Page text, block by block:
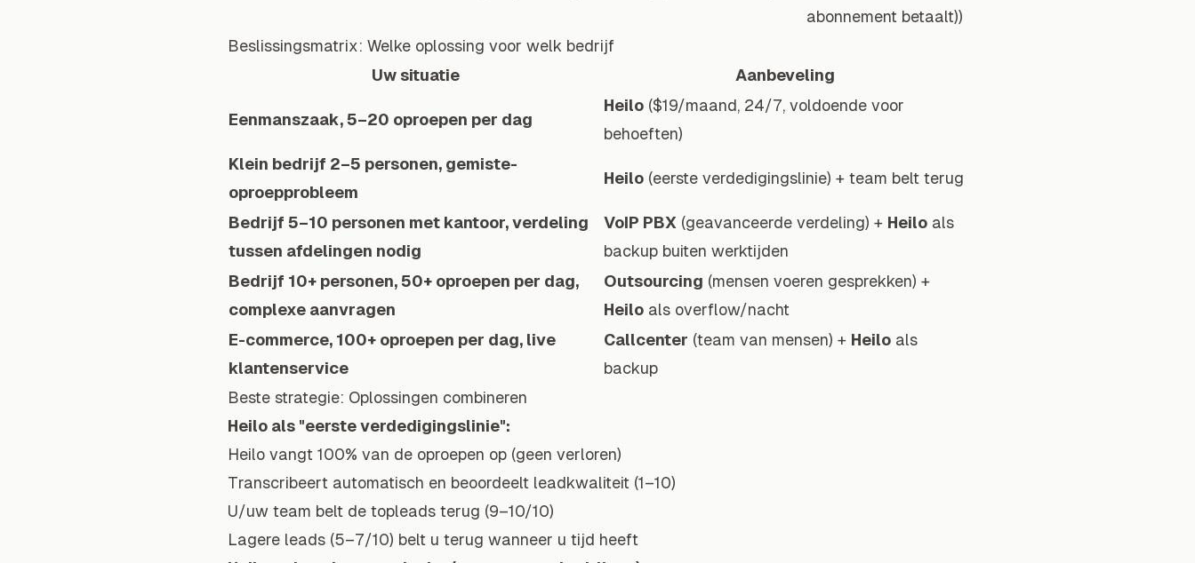
abonnement betaalt))
Beslissingsmatrix: Welke oplossing voor welk bedrijf
Uw situatie
Aanbeveling
Eenmanszaak, 5–20 oproepen per dag
Heilo ($19/maand, 24/7, voldoende voor
behoeften)
Klein bedrijf 2–5 personen, gemiste-
oproepprobleem
Heilo (eerste verdedigingslinie) + team belt terug
Bedrijf 5–10 personen met kantoor, verdeling
tussen afdelingen nodig
VoIP PBX (geavanceerde verdeling) + Heilo als
backup buiten werktijden
Bedrijf 10+ personen, 50+ oproepen per dag,
complexe aanvragen
Outsourcing (mensen voeren gesprekken) +
Heilo als overflow/nacht
E-commerce, 100+ oproepen per dag, live
klantenservice
Callcenter (team van mensen) + Heilo als
backup
Beste strategie: Oplossingen combineren
Heilo als "eerste verdedigingslinie":
Heilo vangt 100% van de oproepen op (geen verloren)
Transcribeert automatisch en beoordeelt leadkwaliteit (1–10)
U/uw team belt de topleads terug (9–10/10)
Lagere leads (5–7/10) belt u terug wanneer u tijd heeft